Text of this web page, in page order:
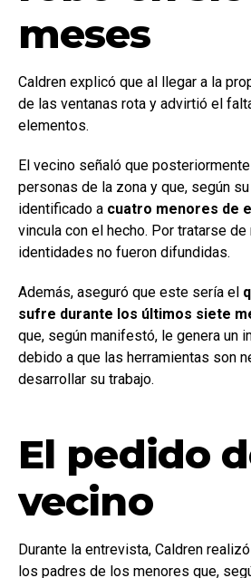
meses
Caldren explicó que al llegar a la
de las ventanas rota y advirtió el
elementos.
El vecino señaló que
personas de la zona y que, según
identificado a cuatro menores de
vincula con el hecho. Por tratarse
identidades no fueron difundidas.
Además, aseguró que este sería el
sufre durante los últimos siete
que, según manifestó, le genera un
debido a que las herramientas son
desarrollar su trabajo.
El pedido
vecino
Durante la entrevista, Caldren
los padres de los menores que,